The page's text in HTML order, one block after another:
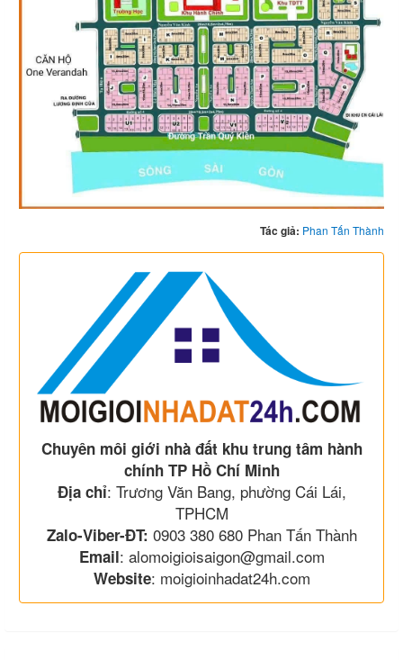
Tác giả: Phan Tấn Thành
Chuyên môi giới nhà đất khu trung tâm hành
chính TP Hồ Chí Minh
Địa chỉ: Trương Văn Bang, phường Cái Lái,
TPHCM
Zalo-Viber-ĐT: 0903 380 680 Phan Tấn Thành
Email: alomoigioisaigon@gmail.com
Website: moigioinhadat24h.com